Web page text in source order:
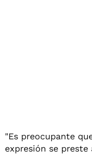
"Es preocupante
expresión se